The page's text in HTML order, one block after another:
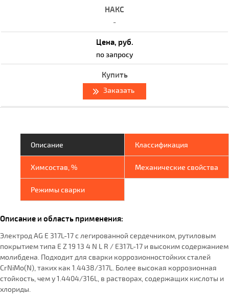
-
по запросу
Заказать
Описание Классификация
Химсостав, % Механические свойства
Режимы сварки
Описание и область применения:
Электрод AG E 317L-17 с легированной сердечником, рутиловым
покрытием типа E Z 19 13 4 N L R / E317L-17 и высоким содержанием
молибдена. Подходит для сварки коррозионностойких сталей
CrNiMo(N), таких как 1.4438/317L. Более высокая коррозионная
стойкость, чем у 1.4404/316L, в растворах, содержащих кислоты и
хлориды.